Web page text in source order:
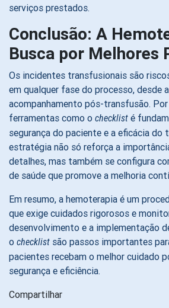
serviços prestados.
Conclusão: A
Busca por Melhores
Os incidentes transfusionais são
em qualquer fase do processo, desde
acompanhamento pós-transfusão.
ferramentas como o checklist é
segurança do paciente e a eficácia do
estratégia não só reforça a
detalhes, mas também se configura
de saúde que promove a melhoria
Em resumo, a hemoterapia é um
que exige cuidados rigorosos e
desenvolvimento e a implementação
o checklist são passos importantes
pacientes recebam o melhor cuidado
segurança e eficiência.
Compartilhar